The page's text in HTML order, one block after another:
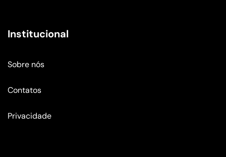
Institucional
Sobre nós
Contatos
Privacidade